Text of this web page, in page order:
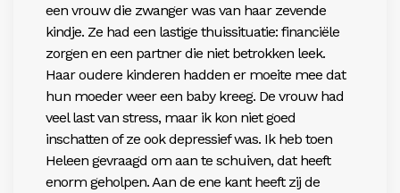
een vrouw die zwanger was van haar zevende
kindje. Ze had een lastige thuissituatie: financiële
zorgen en een partner die niet betrokken leek.
Haar oudere kinderen hadden er moeite mee dat
hun moeder weer een baby kreeg. De vrouw had
veel last van stress, maar ik kon niet goed
inschatten of ze ook depressief was. Ik heb toen
Heleen gevraagd om aan te schuiven, dat heeft
enorm geholpen. Aan de ene kant heeft zij de